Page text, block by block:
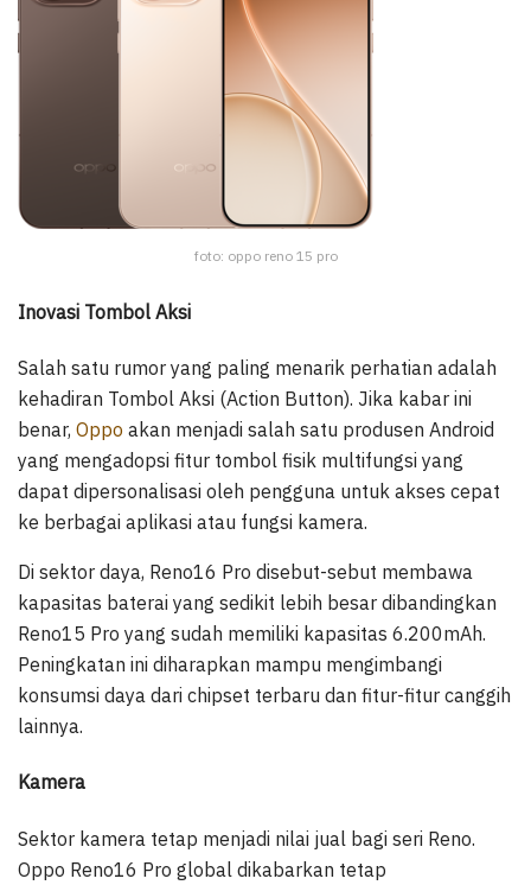
foto: oppo reno 15 pro
Inovasi Tombol Aksi
Salah satu rumor yang paling menarik perhatian adalah
kehadiran Tombol Aksi (Action Button). Jika kabar ini
benar, Oppo akan menjadi salah satu produsen Android
yang mengadopsi fitur tombol fisik multifungsi yang
dapat dipersonalisasi oleh pengguna untuk akses cepat
ke berbagai aplikasi atau fungsi kamera.
Di sektor daya, Reno16 Pro disebut-sebut membawa
kapasitas baterai yang sedikit lebih besar dibandingkan
Reno15 Pro yang sudah memiliki kapasitas 6.200mAh.
Peningkatan ini diharapkan mampu mengimbangi
konsumsi daya dari chipset terbaru dan fitur-fitur canggih
lainnya.
Kamera
Sektor kamera tetap menjadi nilai jual bagi seri Reno.
Oppo Reno16 Pro global dikabarkan tetap